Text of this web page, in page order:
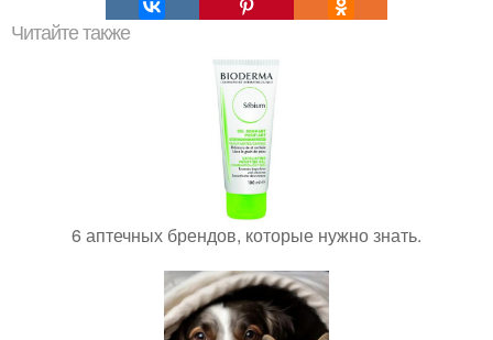
Читайте также
6 аптечных брендов, которые нужно знать.